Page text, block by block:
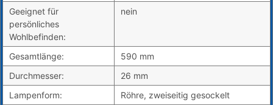
Geeignet für
persönliches
Wohlbefinden:
nein
Gesamtlänge:
590 mm
Durchmesser:
26 mm
Lampenform:
Röhre, zweiseitig gesockelt